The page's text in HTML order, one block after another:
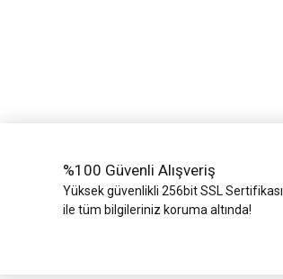
%100 Güvenli Alışveriş
Yüksek güvenlikli 256bit SSL Sertifikası
ile tüm bilgileriniz koruma altında!